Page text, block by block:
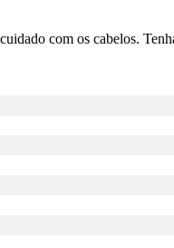
com os cabelos.